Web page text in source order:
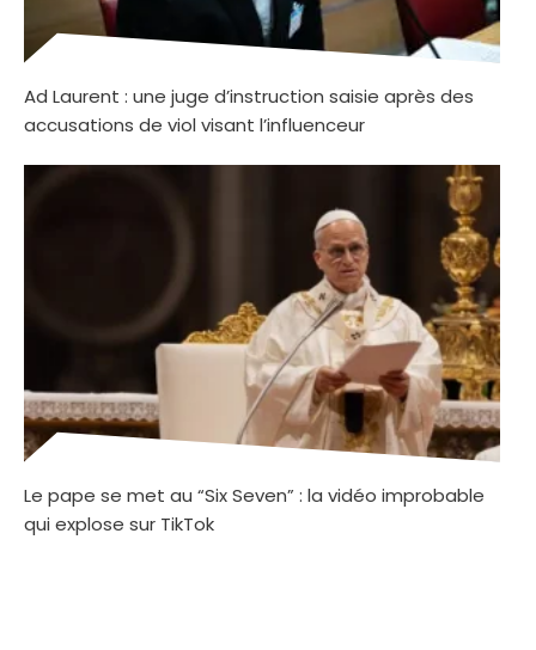
Ad Laurent : une juge d’instruction saisie après des
accusations de viol visant l’influenceur
Le pape se met au “Six Seven” : la vidéo improbable
qui explose sur TikTok